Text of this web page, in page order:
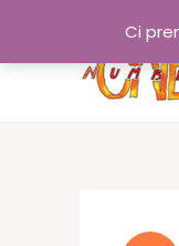
Ci
contenuto